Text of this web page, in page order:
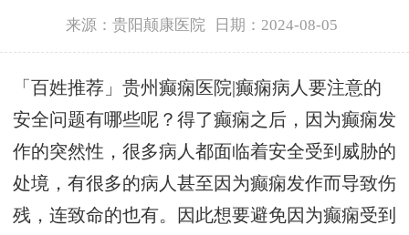
来源：贵阳颠康医院 日期：2024-08-05
「百姓推荐」贵州癫痫医院|癫痫病人要注意的
安全问题有哪些呢？得了癫痫之后，因为癫痫发
作的突然性，很多病人都面临着安全受到威胁的
处境，有很多的病人甚至因为癫痫发作而导致伤
残，连致命的也有。因此想要避免因为癫痫受到